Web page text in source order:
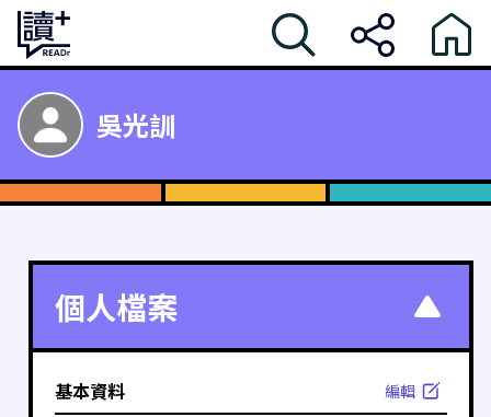
吳光訓
個人檔案
基本資料 編輯